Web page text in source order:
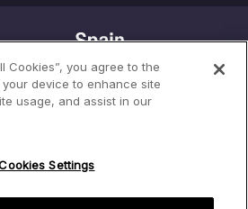
de privacidad
Cookies”, you agree to the
device to enhance site
usage, and assist in our
Settings